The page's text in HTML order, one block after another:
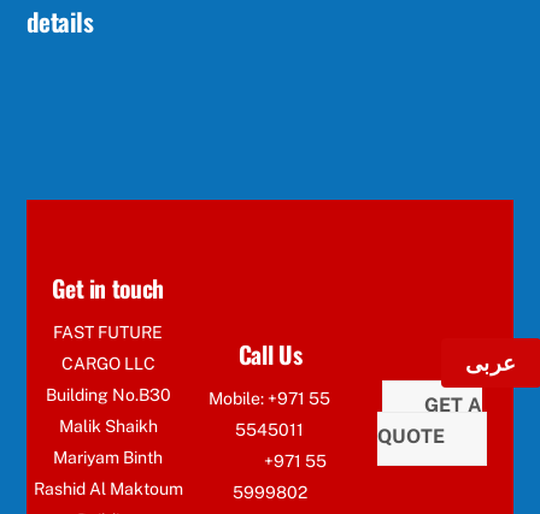
details
Get in touch
FAST FUTURE
CARGO LLC
Building No.B30
Malik Shaikh
Mariyam Binth
Rashid Al Maktoum
Call Us
Mobile: +971 55
5545011
+971 55
5999802
GET A
QUOTE
عربى